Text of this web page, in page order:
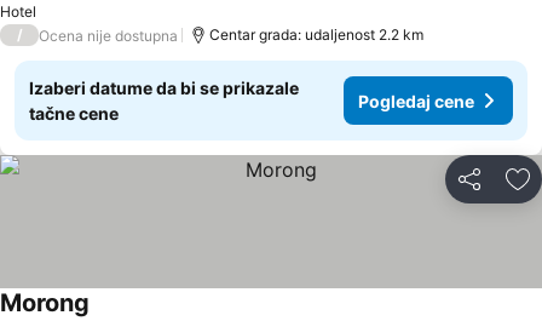
Hotel
/ Ocena nije dostupna Centar grada: udaljenost 2.2 km
Izaberi datume da bi se prikazale
tačne cene
Pogledaj cene
Deli
Morong